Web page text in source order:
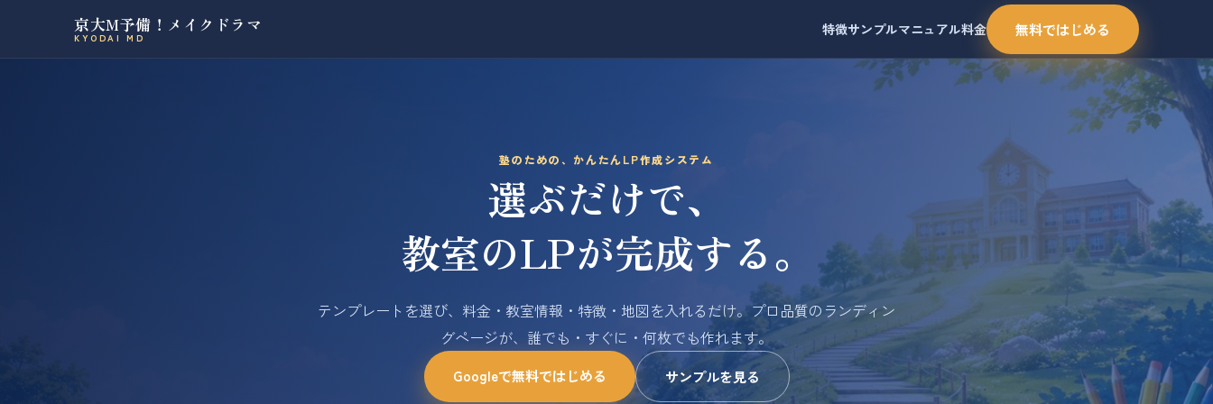
京大M予備！メイクドラマ
KYODAI MD 特徴サンプルマニュアル料金 無料ではじめる
塾のための、かんたんLP作成システム
選ぶだけで、
教室のLPが完成する。
テンプレートを選び、料金・教室情報・特徴・地図を入れるだけ。プロ品質のランディン
グページが、誰でも・すぐに・何枚でも作れます。
Googleで無料ではじめる サンプルを見る